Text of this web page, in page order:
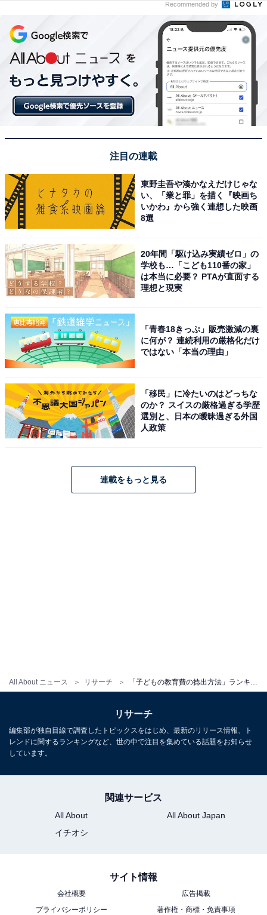
All About ニュース リサーチ
第1位：生活費
教育費を生活費の一部として捻出している人が1番多い
という結果に。
「シングルのため貯金もなく、また、祖父母からの援助
もしてもらえないため生活費を削るしかありません」
「高い塾にはいかせられないですが、他に回せるお金も
てています」と、「生活費から捻出せざるを得ない」と
いった内容のコメントもありました。
「家計に危機感を覚えるとき」ランキング！ 2位「出費
保護者500人が選ぶ「教育系YouTuber」人気ランキン
グ！ 3位「松丸亮吾」、2位「中田敦彦」、1位は？
（頭良い）」、2位「かっこいい」、1位は？
Recommended by
注目の連載
東野圭吾や湊かなえだけじゃな
い、「業と罪」を描く『映画ち
いかわ』から強く連想した映画
8選
20年間「駆け込み実績ゼロ」の
学校も…「こども110番の家」
は本当に必要？ PTAが直面する
理想と現実
「青春18きっぷ」販売激減の裏
に何が？ 連続利用の厳格化だけ
ではない「本当の理由」
「移民」に冷たいのはどっちな
のか？ スイスの厳格過ぎる学歴
選別と、日本の曖昧過ぎる外国
人政策
連載をもっと見る
リサーチ
編集部が独自目線で調査したトピックスをはじめ、最新のリリース情報、ト
レンドに関するランキングなど、世の中で注目を集めている話題をお知らせ
しています。
関連サービス
All About
All About Japan
イチオシ
サイト情報
会社概要
広告掲載
プライバシーポリシー
著作権・商標・免責事項